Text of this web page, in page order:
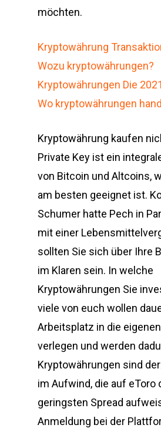
möchten.
Kryptowährung
Wozu kryptowährungen?
Kryptowährungen Die
Wo kryptowährungen
Kryptowährung kaufen
Private Key ist ein
von Bitcoin und Altcoins,
am besten geeignet ist.
Schumer hatte Pech in
mit einer
sollten Sie sich über Ihre
im Klaren sein. In welche
Kryptowährungen Sie
viele von euch wollen
Arbeitsplatz in die
verlegen und werden
Kryptowährungen sind
im Aufwind, die auf eToro
geringsten Spread
Anmeldung bei der